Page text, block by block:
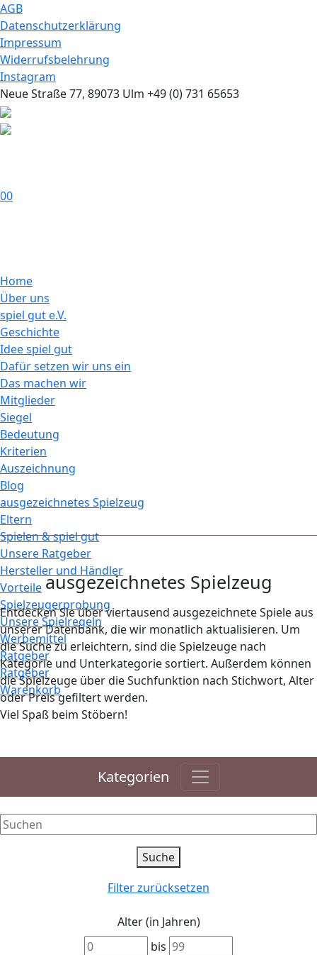
AGB
Datenschutzerklärung
Impressum
Widerrufsbelehrung
Instagram
Neue Straße 77, 89073 Ulm +49 (0) 731 65653
00
Home
Über uns
spiel gut e.V.
Geschichte
Idee spiel gut
Dafür setzen wir uns ein
Das machen wir
Mitglieder
Siegel
Bedeutung
Kriterien
Auszeichnung
Blog
ausgezeichnetes Spielzeug
Eltern
Spielen & spiel gut
Unsere Ratgeber
Hersteller und Händler
Vorteile
Spielzeugerprobung
Unsere Spielregeln
Werbemittel
Ratgeber
Ratgeber
Warenkorb
ausgezeichnetes Spielzeug
Entdecken Sie über viertausend ausgezeichnete Spiele aus
unserer Datenbank, die wir monatlich aktualisieren. Um
die Suche zu erleichtern, sind die Spielzeuge nach
Kategorie und Unterkategorie sortiert. Außerdem können
die Spielzeuge über die Suchfunktion nach Stichwort, Alter
oder Preis gefiltert werden.
Viel Spaß beim Stöbern!
Kategorien
Filter zurücksetzen
Alter (in Jahren)
bis